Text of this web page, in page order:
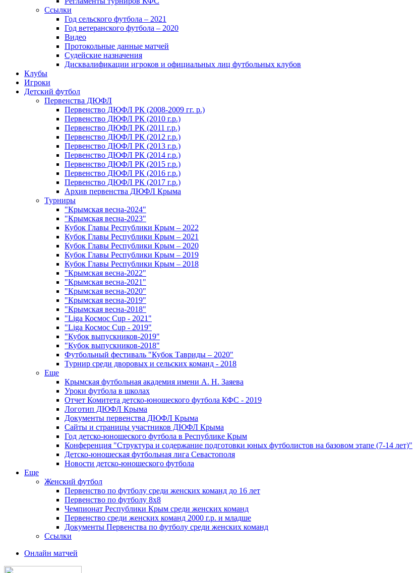
Ссылки
Год сельского футбола – 2021
Год ветеранского футбола – 2020
Видео
Протокольные данные матчей
Судейские назначения
Дисквалификации игроков и официальных лиц футбольных клубов
Клубы
Игроки
Детский футбол
Первенства ДЮФЛ
Первенство ДЮФЛ РК (2008-2009 гг. р.)
Первенство ДЮФЛ РК (2010 г.р.)
Первенство ДЮФЛ РК (2011 г.р.)
Первенство ДЮФЛ РК (2012 г.р.)
Первенство ДЮФЛ РК (2013 г.р.)
Первенство ДЮФЛ РК (2014 г.р.)
Первенство ДЮФЛ РК (2015 г.р.)
Первенство ДЮФЛ РК (2016 г.р.)
Первенство ДЮФЛ РК (2017 г.р.)
Архив первенства ДЮФЛ Крыма
Турниры
"Крымская весна-2024"
"Крымская весна-2023"
Кубок Главы Республики Крым – 2022
Кубок Главы Республики Крым – 2021
Кубок Главы Республики Крым – 2020
Кубок Главы Республики Крым – 2019
Кубок Главы Республики Крым – 2018
"Крымская весна-2022"
"Крымская весна-2021"
"Крымская весна-2020"
"Крымская весна-2019"
"Крымская весна-2018"
"Liga Космос Cup - 2021"
"Liga Космос Cup - 2019"
"Кубок выпускников-2019"
"Кубок выпускников-2018"
Футбольный фестиваль "Кубок Тавриды – 2020"
Турнир среди дворовых и сельских команд - 2018
Еще
Крымская футбольная академия имени А. Н. Заяева
Уроки футбола в школах
Отчет Комитета детско-юношеского футбола КФС - 2019
Логотип ДЮФЛ Крыма
Документы первенства ДЮФЛ Крыма
Сайты и страницы участников ДЮФЛ Крыма
Год детско-юношеского футбола в Республике Крым
Конференция "Структура и содержание подготовки юных футболистов на базовом этапе (7-14 лет)"
Детско-юношеская футбольная лига Севастополя
Новости детско-юношеского футбола
Еще
Женский футбол
Первенство по футболу среди женских команд до 16 лет
Первенство по футболу 8х8
Чемпионат Республики Крым среди женских команд
Первенство среди женских команд 2000 г.р. и младше
Документы Первенства по футболу среди женских команд
Ссылки
Онлайн матчей